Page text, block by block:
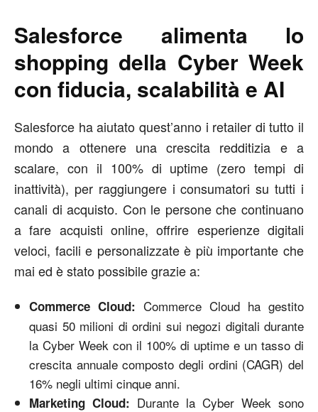
Salesforce alimenta lo
shopping della Cyber Week
con fiducia, scalabilità e AI
Salesforce ha aiutato quest’anno i retailer di tutto il
mondo a ottenere una crescita redditizia e a
scalare, con il 100% di uptime (zero tempi di
inattività), per raggiungere i consumatori su tutti i
canali di acquisto. Con le persone che continuano
a fare acquisti online, offrire esperienze digitali
veloci, facili e personalizzate è più importante che
mai ed è stato possibile grazie a:
Commerce Cloud: Commerce Cloud ha gestito
quasi 50 milioni di ordini sui negozi digitali durante
la Cyber Week con il 100% di uptime e un tasso di
crescita annuale composto degli ordini (CAGR) del
16% negli ultimi cinque anni.
Marketing Cloud: Durante la Cyber Week sono